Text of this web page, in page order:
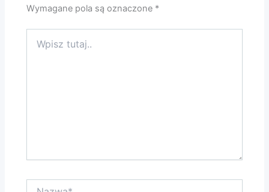
Wymagane pola są oznaczone *
tutaj..